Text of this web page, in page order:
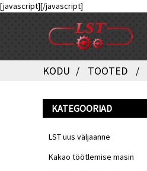
[javascript][/javascript]
KODU TOOTED
KATEGOORIAD
LST uus väljaanne
Kakao töötlemise masin